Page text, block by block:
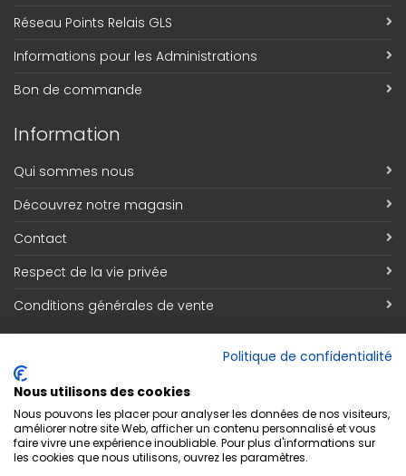
Réseau Points Relais GLS
Informations pour les Administrations
Bon de commande
Information
Qui sommes nous
Découvrez notre magasin
Contact
Respect de la vie privée
Conditions générales de vente
Adresse email
S'abonner
Politique de confidentialité
Nous utilisons des cookies
Nous pouvons les placer pour analyser les données de nos visiteurs,
améliorer notre site Web, afficher un contenu personnalisé et vous
faire vivre une expérience inoubliable. Pour plus d'informations sur
les cookies que nous utilisons, ouvrez les paramètres.